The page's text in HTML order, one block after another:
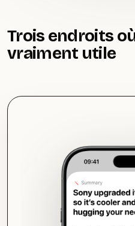
Trois endroits
vraiment utile